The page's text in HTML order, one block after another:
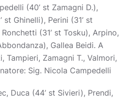
(40’ st Zamagni D.),
st Ghinelli), Perini (31’ st
(31’ st Tosku), Arpino,
Gallea Beidi. A
Tampieri, Zamagni T., Valmori,
Sig. Nicola Campedelli
Duca (44’ st Sivieri), Prendi,